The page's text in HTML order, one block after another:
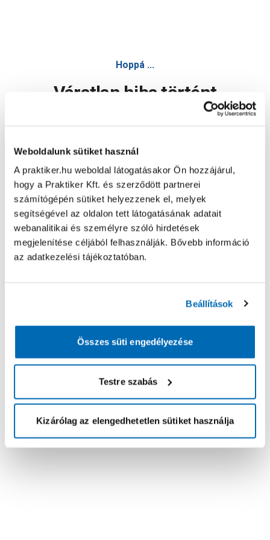
Weboldalunk sütiket használ
A praktiker.hu weboldal látogatásakor Ön hozzájárul,
hogy a Praktiker Kft. és szerződött partnerei
számítógépén sütiket helyezzenek el, melyek
segítségével az oldalon tett látogatásának adatait
webanalitikai és személyre szóló hirdetések
megjelenítése céljából felhasználják. Bővebb információ
az adatkezelési tájékoztatóban.
Beállítások
Összes süti engedélyezése
Testre szabás
Kizárólag az elengedhetetlen sütiket használja
Hoppá ...
Váratlan hiba történt
Oldal újratöltése